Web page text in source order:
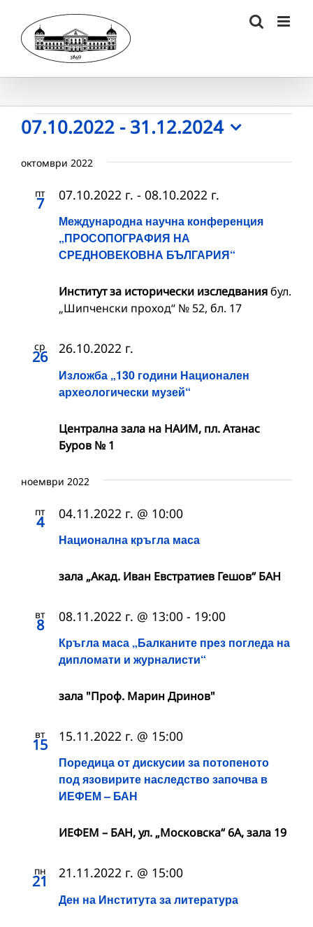
content
Събития
07.10.2022 - 31.12.2024
date.
октомври 2022
пт
7
Международна научна конференция
„ПРОСОПОГРАФИЯ НА
СРЕДНОВЕКОВНА БЪЛГАРИЯ“
07.10.2022 г. - 08.10.2022 г.
Институт за исторически изследваниябул.
„Шипченски проход“ № 52, бл. 17
ср
26
Изложба „130 години Национален
археологически музей“
26.10.2022 г.
Централна зала на НАИМ, пл. Атанас
Буров № 1
ноември 2022
пт
4
Национална кръгла маса
04.11.2022 г. @ 10:00
зала „Акад. Иван Евстратиев Гешов“ БАН
вт
8
Кръгла маса „Балканите прeз погледа на
дипломати и журналисти“
08.11.2022 г. @ 13:00 - 19:00
зала "Проф. Марин Дринов"
вт
15
Поредица от дискусии за потопеното
под язовирите наследство започва в
ИЕФЕМ – БАН
15.11.2022 г. @ 15:00
ИЕФЕМ – БАН, ул. „Московска“ 6А, зала 19
пн
21
Ден на Института за литература
21.11.2022 г. @ 15:00